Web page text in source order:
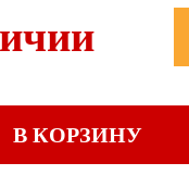
В КОРЗИНУ